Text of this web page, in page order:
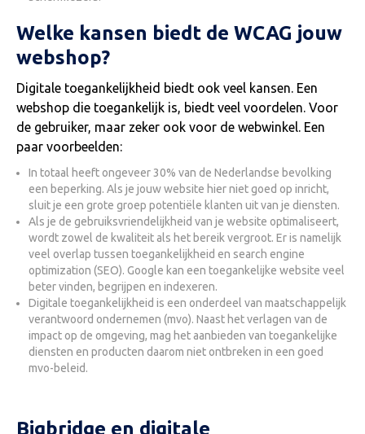
Welke kansen biedt de WCAG jouw
webshop?
Digitale toegankelijkheid biedt ook veel kansen. Een
webshop die toegankelijk is, biedt veel voordelen. Voor
de gebruiker, maar zeker ook voor de webwinkel. Een
paar voorbeelden:
In totaal heeft ongeveer 30% van de Nederlandse bevolking
een beperking. Als je jouw website hier niet goed op inricht,
sluit je een grote groep potentiële klanten uit van je diensten.
Als je de gebruiksvriendelijkheid van je website optimaliseert,
wordt zowel de kwaliteit als het bereik vergroot. Er is namelijk
veel overlap tussen toegankelijkheid en search engine
optimization (SEO). Google kan een toegankelijke website veel
beter vinden, begrijpen en indexeren.
Digitale toegankelijkheid is een onderdeel van maatschappelijk
verantwoord ondernemen (mvo). Naast het verlagen van de
impact op de omgeving, mag het aanbieden van toegankelijke
diensten en producten daarom niet ontbreken in een goed
mvo-beleid.
Bigbridge en digitale